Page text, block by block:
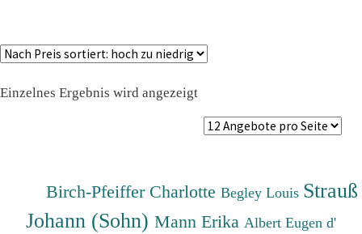
Einzelnes Ergebnis wird angezeigt
Birch-Pfeiffer CharlotteBegley Louis Strauß
Johann (Sohn) Mann Erika Albert Eugen d'